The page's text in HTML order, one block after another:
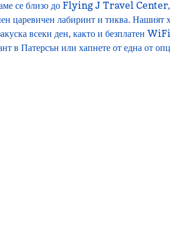
се близо до Flying J Travel
царевичен лабиринт и тиква. Нашият
всеки ден, както и безплатен
в Патерсън или хапнете от една от